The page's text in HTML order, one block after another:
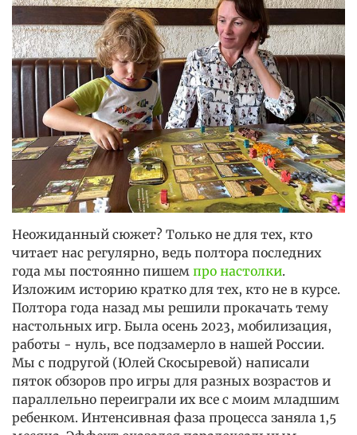
Неожиданный сюжет? Только не для тех, кто
читает нас регулярно, ведь полтора последних
года мы постоянно пишем про настолки.
Изложим историю кратко для тех, кто не в курсе.
Полтора года назад мы решили прокачать тему
настольных игр. Была осень 2023, мобилизация,
работы - нуль, все подзамерло в нашей России.
Мы с подругой (Юлей Скосыревой) написали
пяток обзоров про игры для разных возрастов и
параллельно переиграли их все с моим младшим
ребенком. Интенсивная фаза процесса заняла 1,5